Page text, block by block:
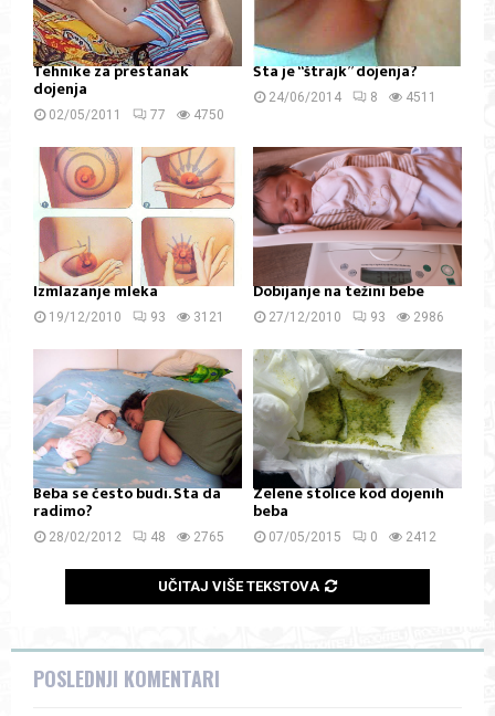
Tehnike za prestanak
dojenja
02/05/2011 77 4750
Šta je “štrajk” dojenja?
24/06/2014 8 4511
Izmlazanje mleka
19/12/2010 93 3121
Dobijanje na težini bebe
27/12/2010 93 2986
Beba se često budi. Šta da
radimo?
28/02/2012 48 2765
Zelene stolice kod dojenih
beba
07/05/2015 0 2412
UČITAJ VIŠE TEKSTOVA
POSLEDNJI KOMENTARI